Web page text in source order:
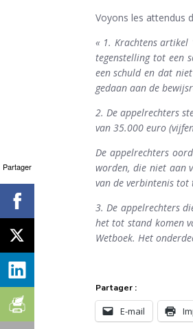
Voyons les attendus
« 1. Krachtens artikel
tegenstelling tot een
een schuld en dat
gedaan aan de
2. De appelrechters
van 35.000 euro
De appelrechters
worden, die niet aan
van de verbintenis tot
3. De appelrechters
het tot stand komen
Wetboek. Het
Partager :
E-mail
search
Partager